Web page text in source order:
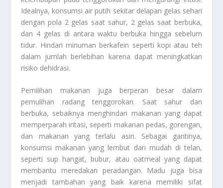
Idealnya, konsumsi air putih sekitar delapan gelas sehari
dengan pola 2 gelas saat sahur, 2 gelas saat berbuka,
dan 4 gelas di antara waktu berbuka hingga sebelum
tidur. Hindari minuman berkafein seperti kopi atau teh
dalam jumlah berlebihan karena dapat meningkatkan
risiko dehidrasi.
Pemilihan makanan juga berperan besar dalam
pemulihan radang tenggorokan. Saat sahur dan
berbuka, sebaiknya menghindari makanan yang dapat
memperparah iritasi, seperti makanan pedas, gorengan,
dan makanan yang terlalu asin. Sebagai gantinya,
konsumsi makanan yang lembut dan mudah di telan,
seperti sup hangat, bubur, atau oatmeal yang dapat
membantu meredakan peradangan. Madu juga bisa
menjadi tambahan yang baik karena memiliki sifat